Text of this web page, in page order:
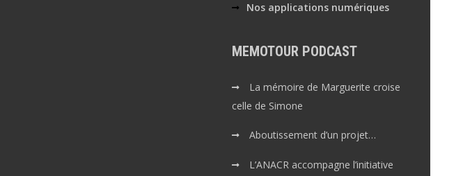
Nos applications numériques
MEMOTOUR PODCAST
La mémoire de Marguerite croise
celle de Simone
Aboutissement d’un projet…
L’ANACR accompagne l’initiative